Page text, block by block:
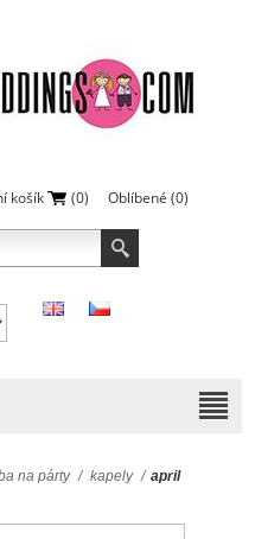
košík (0) Oblíbené (0)
na párty / kapely / april